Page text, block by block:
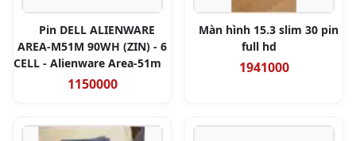
Pin DELL ALIENWARE
AREA-M51M 90WH (ZIN) - 6
CELL - Alienware Area-51m
1150000
Màn hình 15.3 slim 30 pin
full hd
1941000